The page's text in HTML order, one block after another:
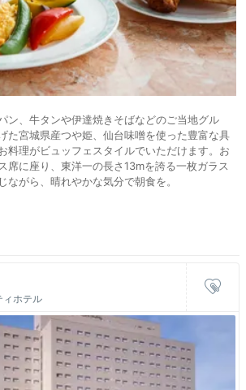
ン、牛タンや伊達焼きそばなどのご当地グル
た宮城県産つや姫、仙台味噌を使った豊富な具
料理がビュッフェスタイルでいただけます。お
席に座り、東洋一の長さ13mを誇る一枚ガラス
ながら、晴れやかな気分で朝食を。
ィホテル